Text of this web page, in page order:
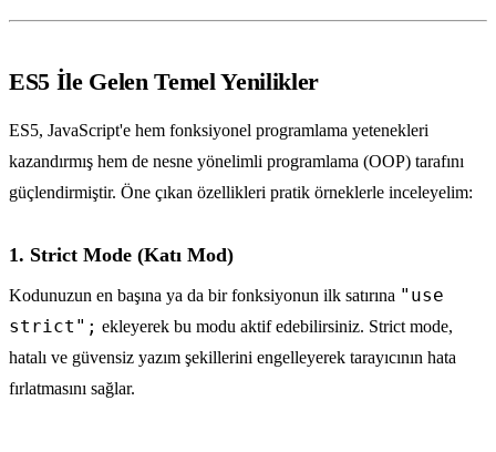
ES5 İle Gelen Temel Yenilikler
ES5, JavaScript'e hem fonksiyonel programlama yetenekleri
kazandırmış hem de nesne yönelimli programlama (OOP) tarafını
güçlendirmiştir. Öne çıkan özellikleri pratik örneklerle inceleyelim:
1. Strict Mode (Katı Mod)
Kodunuzun en başına ya da bir fonksiyonun ilk satırına "use
strict"; ekleyerek bu modu aktif edebilirsiniz. Strict mode,
hatalı ve güvensiz yazım şekillerini engelleyerek tarayıcının hata
fırlatmasını sağlar.